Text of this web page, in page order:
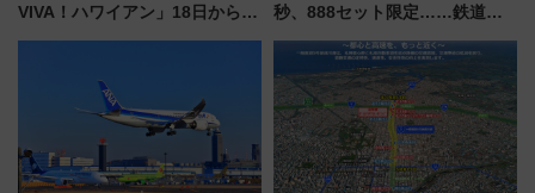
VIVA！ハワイアン」18日から営
代が一日中楽しる夏のリゾート
秒、888セット限定……鉄道各
たち